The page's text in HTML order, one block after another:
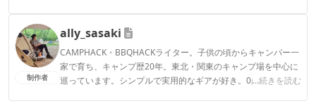
CAMP HACK編集部のプロフィール
制作者
ally_sasaki
CAMPHACK・BBQHACKライター。子供の頃からキャンパー一
家で育ち、キャンプ歴20年。東北・関東のキャンプ場を中心に
巡っています。シンプルで実用的なギアが好き。0歳娘がいる
...続きを読む